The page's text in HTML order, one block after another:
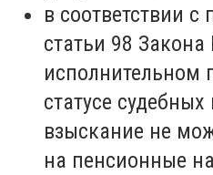
в соответствии с
статьи 98 Закона
исполнительном
статусе
взыскание не
на пенсионные